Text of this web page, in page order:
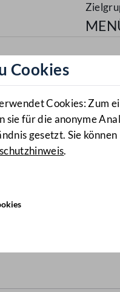
Cookies
Cookies: Zum
sie für die anonyme
gesetzt. Sie
.